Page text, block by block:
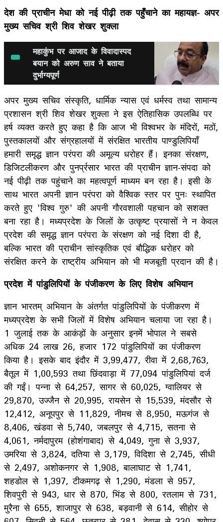
देश की प्राचीन मेधा को नई पीढ़ी तक पहुँचाने का महायज्ञ- अपर
मुख्य सचिव श्री शिव शेखर शुक्ला
महाकुंभ पर आजाद के विवादास्पद
बयान को अरुण साव ने बताया
दुर्भाग्यपूर्ण
अपर मुख्य सचिव संस्कृति, धार्मिक न्यास एवं धर्मस्व तथा सामान्य
प्रशासन श्री शिव शेखर शुक्ला ने इस ऐतिहासिक उपलब्धि पर
हर्ष व्यक्त करते हुए कहा है कि आज भी विश्वभर के मंदिरों, मठों,
पुस्तकालयों और संग्रहालयों में संरक्षित भारतीय पाण्डुलिपियाँ
हमारी समृद्ध ज्ञान परंपरा की अमूल्य धरोहर हैं। इनका संरक्षण,
डिजिटलीकरण और पुनर्प्रसार भारत की प्राचीन ज्ञान-संपदा को
नई पीढ़ी तक पहुंचाने का महत्वपूर्ण माध्यम बन रहा है। इसी के
साथ भारत अपनी ज्ञान परंपरा को वैश्विक स्तर पर पुनः स्थापित
करते हुए 'विश्व गुरु' की अपनी गौरवशाली पहचान को सशक्त
बना रहा है। मध्यप्रदेश के जिलों के उत्कृष्ट प्रयासों ने न केवल
प्रदेश की समृद्ध ज्ञान परंपरा के संरक्षण को नई दिशा दी है,
बल्कि भारत की प्राचीन सांस्कृतिक एवं बौद्धिक धरोहर को
संरक्षित करने के राष्ट्रीय अभियान को भी मजबूती प्रदान की है।
प्रदेश में पांडुलिपियों के पंजीकरण के लिए विशेष अभियान
ज्ञान भारतम् अभियान के अंतर्गत पांडुलिपियों के पंजीकरण में
मध्यप्रदेश के सभी जिलों में विशेष अभियान चलाया जा रहा है।
1 जुलाई तक के आकंड़ों के अनुसार इनमें भोपाल ने सबसे
अधिक 24 लाख 26, हजार 172 पांडुलिपियों का पंजीकरण
किया है। इसके बाद इंदौर में 3,99,477, रीवा में 2,68,763,
बैतूल में 1,00,593 तथा छिंदवाड़ा में 77,094 पांडुलिपियां दर्ज
की गईं। पन्ना से 64,257, सागर से 60,025, ग्वालियर से
29,870, उज्जैन से 20,995, रायसेन से 15,539, मंदसौर से
12,412, अनूपपुर से 11,829, नीमच से 8,950, मऊगंज से
8,406, खंडवा से 5,740, जबलपुर से 4,715, सतना से
4,061, नर्मदापुरम (होशंगाबाद) से 4,049, गुना से 3,937,
उमरिया से 3,824, दतिया से 3,179, विदिशा से 2,745, सीधी
से 2,497, अशोकनगर से 1,908, बालाघाट से 1,741,
शहडोल से 1,397, टीकमगढ़ से 1,290, मंडला से 957,
शिवपुरी से 943, धार से 870, भिंड से 800, रतलाम से 731,
मुरैना से 655, शाजापुर से 638, बड़वानी से 614, सीहोर से